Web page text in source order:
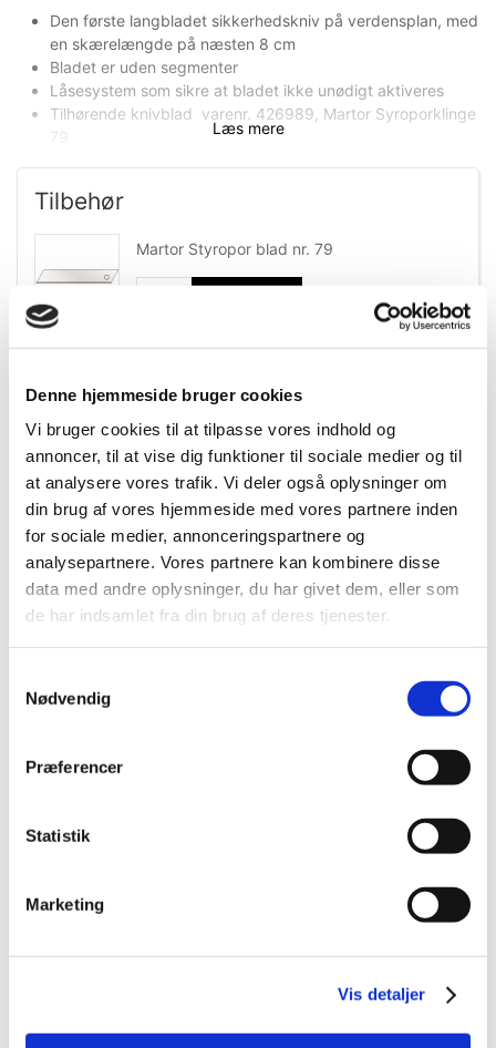
Denne hjemmeside bruger cookies
Vi bruger cookies til at tilpasse vores indhold og
annoncer, til at vise dig funktioner til sociale medier og til
at analysere vores trafik. Vi deler også oplysninger om
din brug af vores hjemmeside med vores partnere inden
for sociale medier, annonceringspartnere og
analysepartnere. Vores partnere kan kombinere disse
data med andre oplysninger, du har givet dem, eller som
de har indsamlet fra din brug af deres tjenester.
Nødvendig
Præferencer
Statistik
Marketing
Vis detaljer
Den første langbladet sikkerhedskniv på verdensplan, med
en skærelængde på næsten 8 cm
Bladet er uden segmenter
Låsesystem som sikre at bladet ikke unødigt aktiveres
Tilhørende knivblad varenr. 426989, Martor Syroporklinge
79
Læs mere
Tilbehør
Martor Styropor blad nr. 79
DB.nr. 1835907
EAN-nr. 4002632921100
Bedst sælgende i Sikkerhedsknive og -
Tajima LC959
Martor Secunorm 540